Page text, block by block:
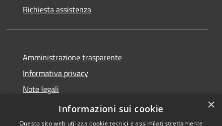
Richiesta assistenza
Amministrazione trasparente
Informativa privacy
Note legali
Dichiarazione di accessibilità
×
Informazioni sui cookie
Questo sito web utilizza cookie tecnici e assimilati strettamente